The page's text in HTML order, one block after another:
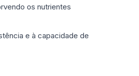
os nutrientes
e à capacidade de